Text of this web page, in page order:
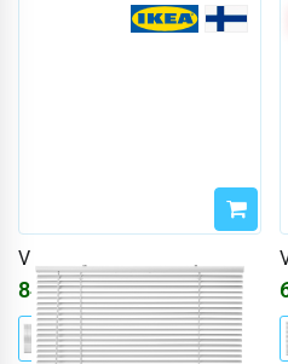
VECKLARFLY
8455₽